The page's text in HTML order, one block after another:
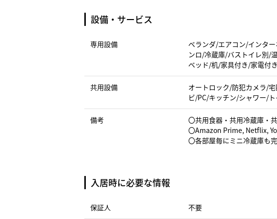
設備・サービス
専用設備
ベランダ/エアコン/インタ
ンロ/冷蔵庫/バストイレ別/
ベッド/机/家具付き/家電付
共用設備
オートロック/防犯カメラ/
ビ/PC/キッチン/シャワー/
備考
〇共用食器・共用冷蔵庫・
〇Amazon Prime, Netflix,
〇各部屋毎にミニ冷蔵庫も
入居時に必要な情報
保証人 不要